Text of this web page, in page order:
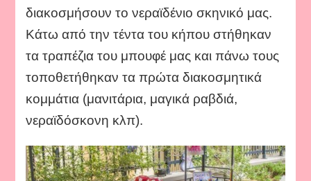
διακοσμήσουν το νεραϊδένιο σκηνικό μας.
Κάτω από την τέντα του κήπου στήθηκαν
τα τραπέζια του μπουφέ μας και πάνω τους
τοποθετήθηκαν τα πρώτα διακοσμητικά
κομμάτια (μανιτάρια, μαγικά ραβδιά,
νεραϊδόσκονη κλπ).